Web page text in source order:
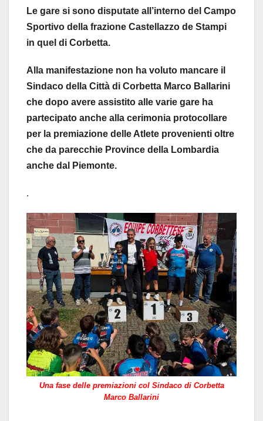
Le gare si sono disputate all’interno del Campo
Sportivo della frazione Castellazzo de Stampi
in quel di Corbetta.
Alla manifestazione non ha voluto mancare il
Sindaco della Città di Corbetta Marco Ballarini
che dopo avere assistito alle varie gare ha
partecipato anche alla cerimonia protocollare
per la premiazione delle Atlete provenienti oltre
che da parecchie Province della Lombardia
anche dal Piemonte.
.
Una fase delle premiazioni col Sindaco di Corbetta
Marco Ballarini